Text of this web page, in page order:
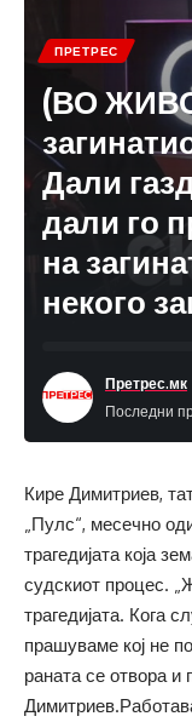
ПРЕТРЕС
(ВО
Дали
дали го
на
некого
Последни
Претрес.мк
Кире Димитриев,
„Пулс“, месечно
трагедијата која
судскиот процес.
трагедијата. Кога
прашуваме кој не
раната се отвора и